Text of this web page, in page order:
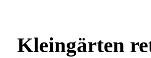
Kleingärten